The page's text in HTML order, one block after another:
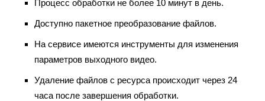
Процесс обработки не более 10 минут в день.
Доступно пакетное преобразование файлов.
На сервисе имеются инструменты для изменения
параметров выходного видео.
Удаление файлов с ресурса происходит через 24
часа после завершения обработки.